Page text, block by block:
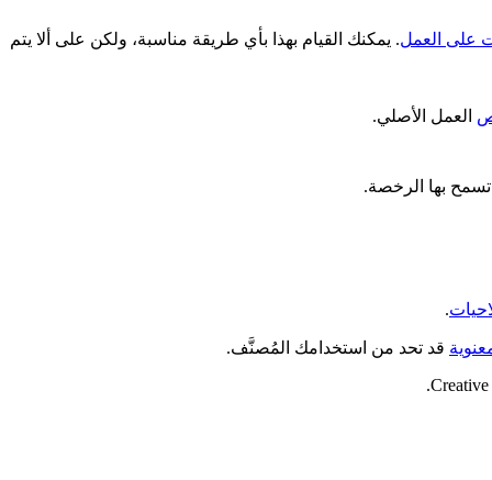
على العمل. يمكنك القيام بهذا بأي طريقة مناسبة، ولكن على ألا يتم
العمل الأصلي.
بها الرخصة.
.
قد تحد من استخدامك المُصنَّف.